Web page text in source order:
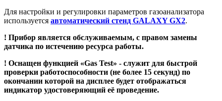
Для настройки и регулировки параметров газоанализатора
используется автоматический стенд GALAXY GX2.
! Прибор является обслуживаемым, с правом замены
датчика по истечению ресурса работы.
! Оснащен функцией «Gas Test» - служит для быстрой
проверки работоспособности (не более 15 секунд) по
окончании которой на дисплее будет отображаться
индикатор удостоверяющий её проведение.